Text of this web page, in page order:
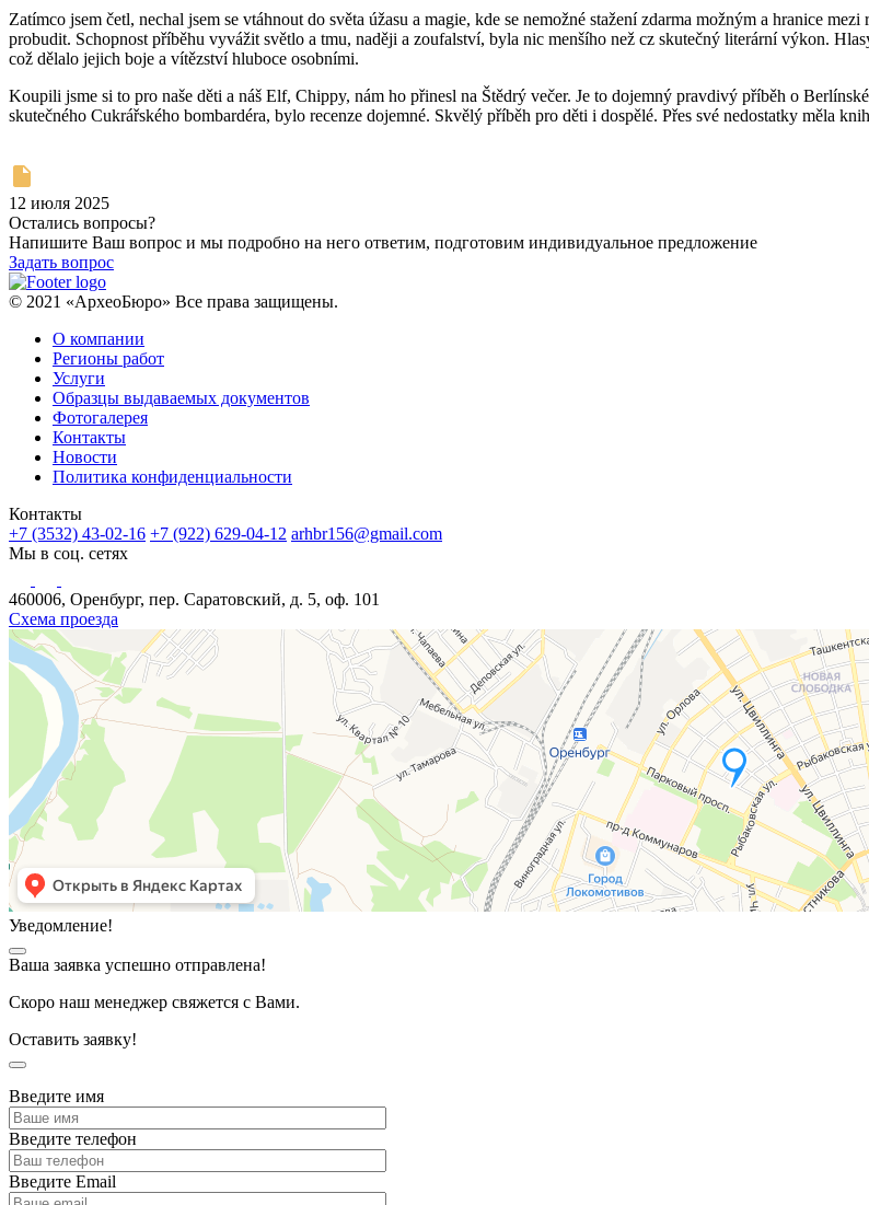
Zatímco jsem četl, nechal jsem se vtáhnout do světa úžasu a magie, kde se nemožné stažení zdarma​ možným a hranice
probudit. Schopnost příběhu vyvážit světlo a tmu, naději a zoufalství, byla nic menšího než cz skutečný literární výkon.
což dělalo jejich boje a vítězství hluboce osobními.
Koupili jsme si to pro naše děti a náš Elf, Chippy, nám ho přinesl na Štědrý večer. Je to dojemný pravdivý příběh o
skutečného Cukrářského bombardéra, bylo recenze dojemné. Skvělý příběh pro děti i dospělé. Přes své nedostatky měla
12 июля 2025
Остались вопросы?
Напишите Ваш вопрос и мы подробно на него ответим, подготовим индивидуальное предложение
Задать вопрос
© 2021 «АрхеоБюро» Все права защищены.
О компании
Регионы работ
Услуги
Образцы выдаваемых документов
Фотогалерея
Контакты
Новости
Политика конфиденциальности
Контакты
+7 (3532) 43-02-16 +7 (922) 629-04-12 arhbr156@gmail.com
Мы в соц. сетях
460006, Оренбург, пер. Саратовский, д. 5, оф. 101
Схема проезда
Уведомление!
Ваша заявка успешно отправлена!
Скоро наш менеджер свяжется с Вами.
Оставить заявку!
Введите имя
Введите телефон
Введите Email